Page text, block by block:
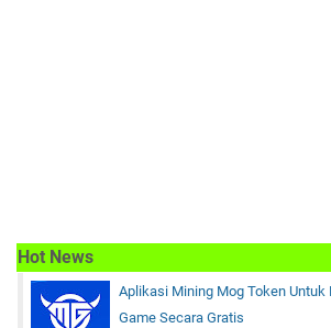
Hot News
Aplikasi Mining Mog Token Untuk
Game Secara Gratis